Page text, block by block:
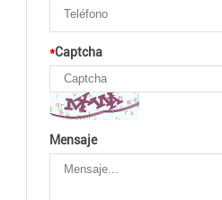
*Captcha
Mensaje